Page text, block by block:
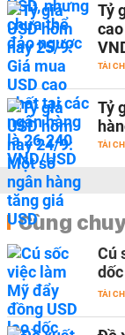
Tỷ
TÀI
Tỷ
TÀI
Cùng
Cú
dốc
TÀI